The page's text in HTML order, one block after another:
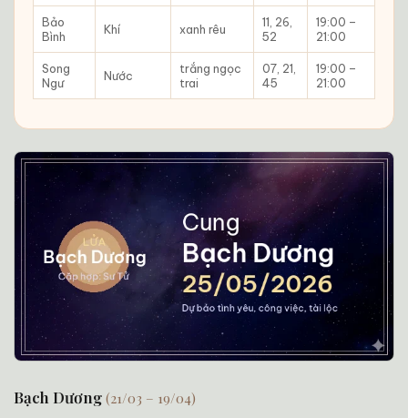
Bảo
Bình
Khí xanh rêu
11, 26,
52
19:00 –
21:00
Song
Ngư
Nước
trắng ngọc
trai
07, 21,
45
19:00 –
21:00
Bạch Dương (21/03 – 19/04)